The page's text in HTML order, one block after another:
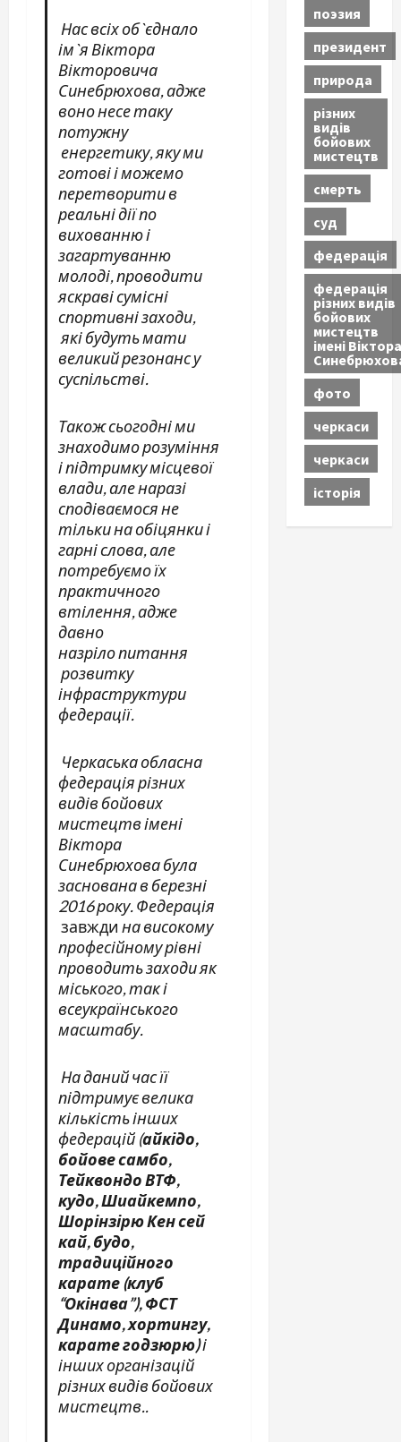
Нас всіх об`єднало
ім `я Віктора
Вікторовича
Синебрюхова, адже
вононесетаку
потужну
енергетику, яку ми
готові і можемо
перетворити в
реальні дії по
вихованню і
загартуванню
молоді, проводити
яскраві сумісні
спортивнізаходи,
які будутьмати
великий резонанс у
суспільстві.
Також сьогодні ми
знаходимо розуміння
і підтримкумісцевої
влади, аленаразі
сподіваємося не
тільки на обіцянки і
гарні слова, але
потребуємо їх
практичного
втілення, адже
давно
назрілопитання
розвитку
інфраструктури
федерації.
Черкаська обласна
федераціярізних
видів бойових
мистецтв імені
Віктора
Синебрюхова була
заснована в березні
2016 року. Федерація
завжди на високому
професійному рівні
проводитьзаходи як
міського, так і
всеукраїнського
масштабу.
На даний часїї
підтримуєвелика
кількість інших
федерацій(айкідо,
бойове самбо,
Тейквондо ВТФ,
кудо, Шиайкемпо,
Шорінзірю Кен сей
кай, будо,
традиційного
карате (клуб
“Окінава”), ФСТ
Динамо, хортингу,
карате годзюрю)і
інших організацій
різних видів бойових
мистецтв..
поэзия
президент
природа
різних
видів
бойових
мистецтв
смерть
суд
федерація
федерація
різних видів
бойових
мистецтв
імені Віктора
фото
черкаси
черкаси
історія